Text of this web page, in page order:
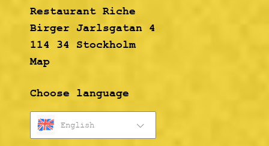
Restaurant Riche
Birger Jarlsgatan 4
114 34 Stockholm
Map
Choose language
English